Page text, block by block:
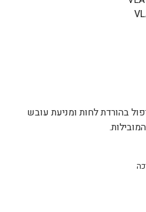
בהורדת לחות ומניעת עובש